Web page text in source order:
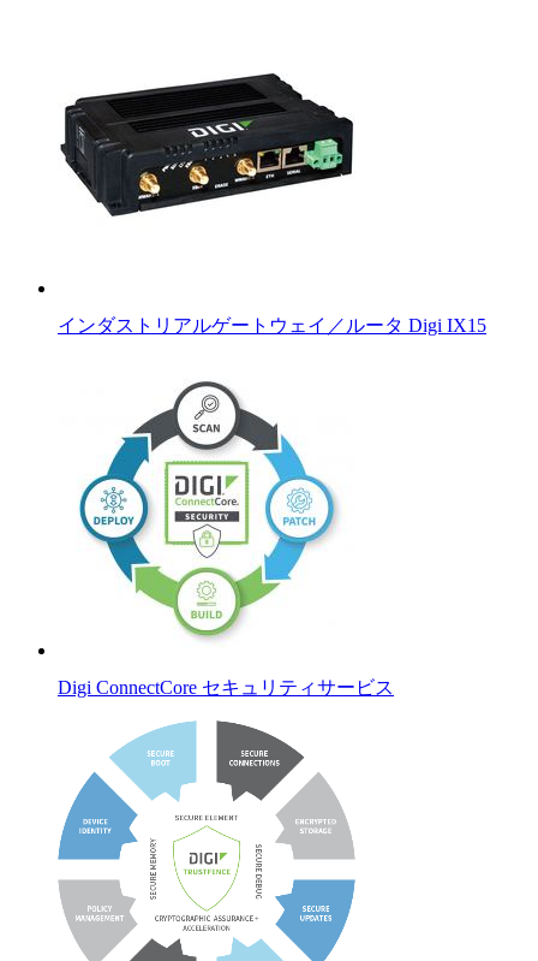
インダストリアルゲートウェイ／ルータ Digi IX15
Digi ConnectCore セキュリティサービス